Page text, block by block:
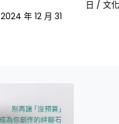
2024 年 12 月 31
日 /文